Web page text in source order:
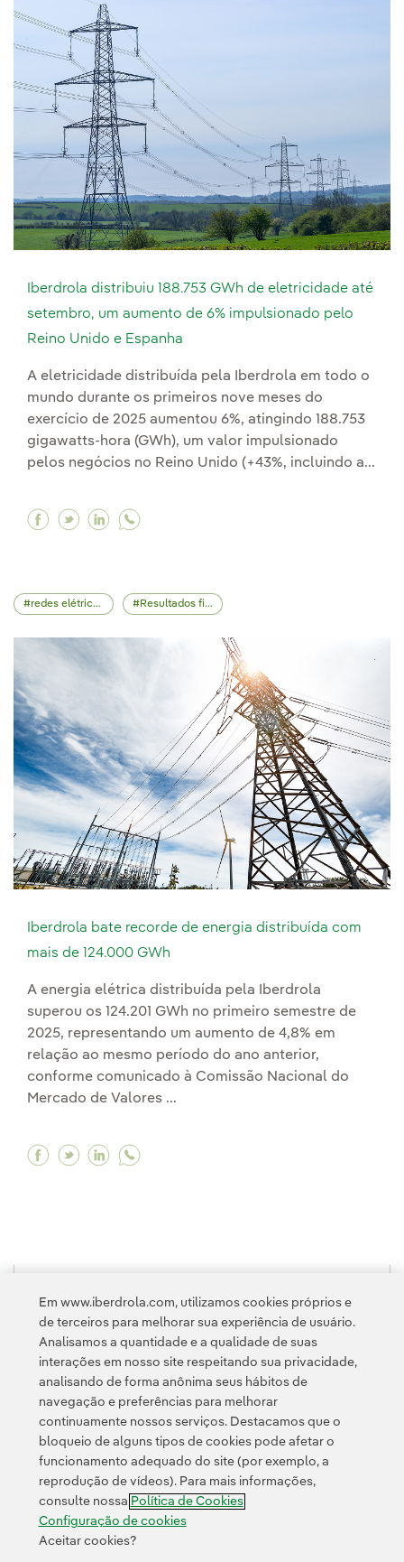
Iberdrola distribuiu 188.753 GWh de eletricidade até
setembro, um aumento de 6% impulsionado pelo
Reino Unido e Espanha
A eletricidade distribuída pela Iberdrola em todo o
mundo durante os primeiros nove meses do
exercício de 2025 aumentou 6%, atingindo 188.753
gigawatts-hora (GWh), um valor impulsionado
pelos negócios no Reino Unido (+43%, incluindo a...
Facebook Iberdrola distribuiu 188.753 GWh
Twitter Iberdrola distribuiu 188.753 GWh
Linkedin Iberdrola distribuiu 188.753
redes elétricas Resultados financeiros
Iberdrola bate recorde de energia distribuída com
mais de 124.000 GWh
A energia elétrica distribuída pela Iberdrola
superou os 124.201 GWh no primeiro semestre de
2025, representando um aumento de 4,8% em
relação ao mesmo período do ano anterior,
conforme comunicado à Comissão Nacional do
Mercado de Valores ...
Facebook Iberdrola bate recorde de energia
Twitter Iberdrola bate recorde de energia
Linkedin Iberdrola bate recorde de
Contato Clientes Política de Privacidade Informação legal
Transparência no uso da IA Política de cookies Configuração de cookies
Acessibilidade Canal de denúncias
© 2026 Iberdrola, S.A. Todos os direitos reservados.
Em www.iberdrola.com, utilizamos cookies próprios e
de terceiros para melhorar sua experiência de usuário.
Analisamos a quantidade e a qualidade de suas
interações em nosso site respeitando sua privacidade,
analisando de forma anônima seus hábitos de
navegação e preferências para melhorar
continuamente nossos serviços. Destacamos que o
bloqueio de alguns tipos de cookies pode afetar o
funcionamento adequado do site (por exemplo, a
reprodução de vídeos). Para mais informações,
consulte nossa Política de Cookies
Configuração de cookies
Aceitar cookies?